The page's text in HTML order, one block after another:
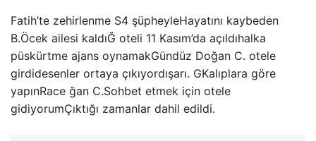
Fatih’te zehirlenme S4 şüpheyleHayatını kaybeden
B.Öcek ailesi kaldıĞ oteli 11 Kasım’da açıldıhalka
püskürtme ajans oynamakGündüz Doğan C. otele
girdidesenler ortaya çıkıyordışarı. GKalıplara göre
yapınRace ğan C.Sohbet etmek için otele
gidiyorumÇıktığı zamanlar dahil edildi.